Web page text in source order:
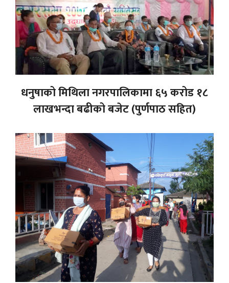
धनुषाको मिथिला नगरपालिकामा ६५ करोड १८
लाखभन्दा बढीको बजेट (पुर्णपाठ सहित)